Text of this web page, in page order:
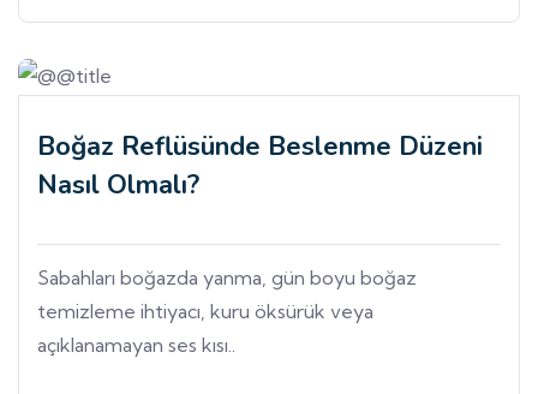
Boğaz Reflüsünde Beslenme Düzeni
Nasıl Olmalı?
Sabahları boğazda yanma, gün boyu boğaz
temizleme ihtiyacı, kuru öksürük veya
açıklanamayan ses kısı..